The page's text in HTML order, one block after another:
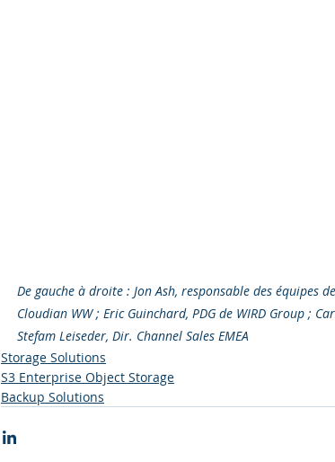
De gauche à droite : Jon Ash, responsable des équipes
Cloudian WW ; Eric Guinchard, PDG de WIRD Group ;
Stefam Leiseder, Dir. Channel Sales EMEA
Storage Solutions
S3 Enterprise Object Storage
Backup Solutions